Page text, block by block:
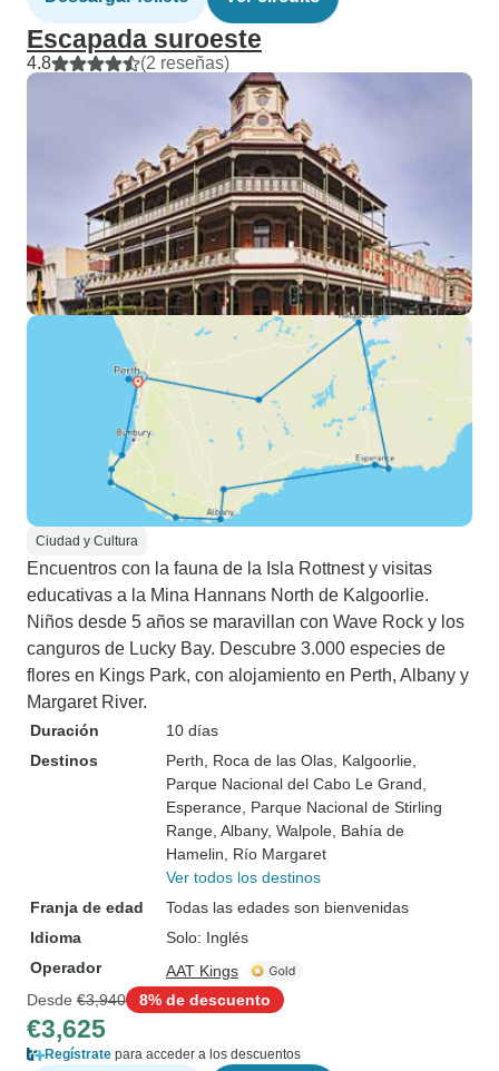
Escapada suroeste
4.8 (2 reseñas)
Ciudad y Cultura
Encuentros con la fauna de la Isla Rottnest y visitas
educativas a la Mina Hannans North de Kalgoorlie.
Niños desde 5 años se maravillan con Wave Rock y los
canguros de Lucky Bay. Descubre 3.000 especies de
flores en Kings Park, con alojamiento en Perth, Albany y
Margaret River.
Duración
10 días
Destinos
Perth , Roca de las Olas , Kalgoorlie
Parque Nacional del Cabo Le Grand
Esperance , Parque Nacional de Stirling
Range , Albany, Walpole , Bahía de
Hamelin , Río Margaret
Ver todos los destinos
Franja de edad
Todas las edades son bienvenidas
Idioma
Solo: Inglés
Operador
AAT Kings
Desde €3,940 8% de descuento
€3,625
Regístrate para acceder a los descuentos